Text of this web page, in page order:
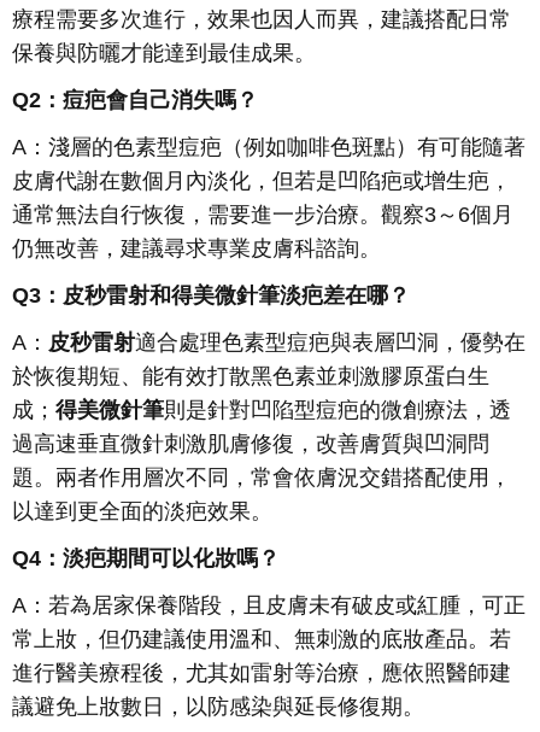
療程需要多次進行，效果也因人而異，建議搭配日常
保養與防曬才能達到最佳成果。
Q2：痘疤會自己消失嗎？
A：淺層的色素型痘疤（例如咖啡色斑點）有可能隨著
皮膚代謝在數個月內淡化，但若是凹陷疤或增生疤，
通常無法自行恢復，需要進一步治療。觀察3～6個月
仍無改善，建議尋求專業皮膚科諮詢。
Q3：皮秒雷射和得美微針筆淡疤差在哪？
A： 皮秒雷射適合處理色素型痘疤與表層凹洞，優勢在
於恢復期短、能有效打散黑色素並刺激膠原蛋白生
成； 得美微針筆則是針對凹陷型痘疤的微創療法，透
過高速垂直微針刺激肌膚修復，改善膚質與凹洞問
題。兩者作用層次不同，常會依膚況交錯搭配使用，
以達到更全面的淡疤效果。
Q4：淡疤期間可以化妝嗎？
A：若為居家保養階段，且皮膚未有破皮或紅腫，可正
常上妝，但仍建議使用溫和、無刺激的底妝產品。若
進行醫美療程後，尤其如雷射等治療，應依照醫師建
議避免上妝數日，以防感染與延長修復期。